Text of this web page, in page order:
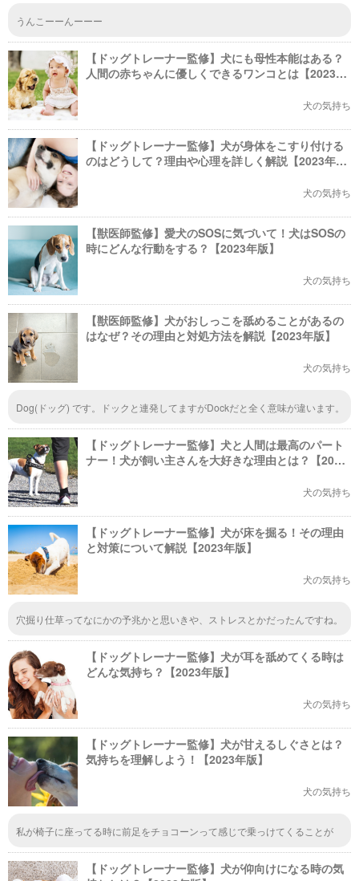
うんこーーんーーー
【ドッグトレーナー監修】犬にも母性本能はある？
人間の赤ちゃんに優しくできるワンコとは【2023年
犬の気持ち
【ドッグトレーナー監修】犬が身体をこすり付ける
のはどうして？理由や心理を詳しく解説【2023年
犬の気持ち
【獣医師監修】愛犬のSOSに気づいて！犬はSOSの
時にどんな行動をする？【2023年版】
犬の気持ち
【獣医師監修】犬がおしっこを舐めることがあるの
はなぜ？その理由と対処方法を解説【2023年版】
犬の気持ち
Dog(ドッグ) です。ドックと連発してますがDockだと全く意味が違います。
【ドッグトレーナー監修】犬と人間は最高のパート
ナー！犬が飼い主さんを大好きな理由とは？【2023
犬の気持ち
【ドッグトレーナー監修】犬が床を掘る！その理由
と対策について解説【2023年版】
犬の気持ち
穴掘り仕草ってなにかの予兆かと思いきや、ストレスとかだったんですね。
す( ・∇・)
【ドッグトレーナー監修】犬が耳を舐めてくる時は
どんな気持ち？【2023年版】
犬の気持ち
【ドッグトレーナー監修】犬が甘えるしぐさとは？
気持ちを理解しよう！【2023年版】
犬の気持ち
私が椅子に座ってる時に前足をチョコーンって感じで乗っけてくることが
ら、リラックスしてるなとは思っていたけど、甘えている時に見せてくれる
仕草だったんだね。【ドッグトレーナー監修】犬が仰向けになる時の気